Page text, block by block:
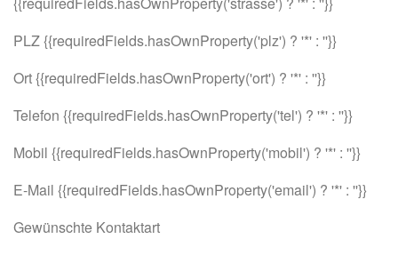
PLZ {{requiredFields.hasOwnProperty('plz') ? '*' : ''}}
Ort {{requiredFields.hasOwnProperty('ort') ? '*' : ''}}
Telefon {{requiredFields.hasOwnProperty('tel') ? '*' : ''}}
Mobil {{requiredFields.hasOwnProperty('mobil') ? '*' : ''}}
E-Mail {{requiredFields.hasOwnProperty('email') ? '*' : ''}}
Gewünschte Kontaktart